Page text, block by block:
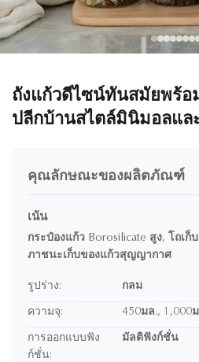
ถังแก้วดีไซน์ทันสมัยพร้อ
ปลีกบ้านสไตล์มินิมอลแ
คุณลักษณะของผลิตภัณฑ์
เน้น
กระป๋องแก้ว Borosilicate สูง, โถเก็
ภาชนะเก็บของแก้วสุญญากาศ
รูปร่าง: กลม
ความจุ: 450มล., 1,000
การออกแบบฟัง
ก์ชั่น:
มัลติฟังก์ชั่น